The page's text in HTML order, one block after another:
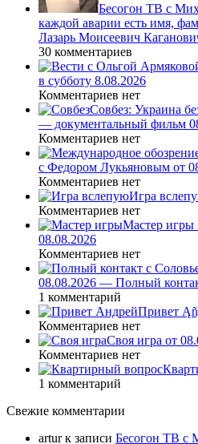
Бесогон ТВ с
каждой аварии есть имя,
Лазарь Моисеевич
30 комментариев
в субботу 8.08.2026
Комментариев нет
Совбез: Украина
— документальный фильм
Комментариев нет
с Федором Лукьяновым от
Комментариев нет
Игра
Комментариев нет
Мастер игры
08.08.2026
Комментариев нет
08.08.2026 — Полный
1 комментарий
Привет
Комментариев нет
Своя игра от
Комментариев нет
1 комментарий
Свежие комментарии
arturк записи Бесогон ТВ с